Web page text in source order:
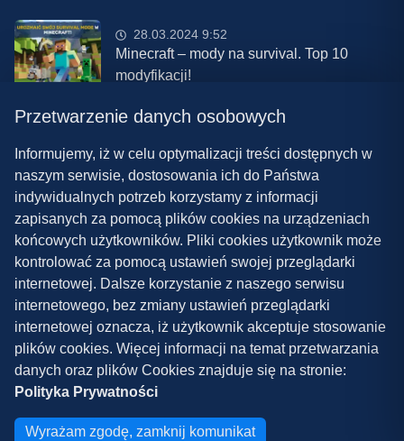
28.03.2024 9:52
Minecraft – mody na survival. Top 10
modyfikacji!
08.03.2024 13:28
Najlepsze mody do ETS 2 w 2024 roku –
nowa paczka!
Polityka prywatności
Współpraca
Kontakt
Przetwarzenie danych osobowych
Informujemy, iż w celu optymalizacji treści dostępnych w
naszym serwisie, dostosowania ich do Państwa
indywidualnych potrzeb korzystamy z informacji
zapisanych za pomocą plików cookies na urządzeniach
końcowych użytkowników. Pliki cookies użytkownik może
kontrolować za pomocą ustawień swojej przeglądarki
internetowej. Dalsze korzystanie z naszego serwisu
internetowego, bez zmiany ustawień przeglądarki
internetowej oznacza, iż użytkownik akceptuje stosowanie
plików cookies. Więcej informacji na temat przetwarzania
danych oraz plików Cookies znajduje się na stronie:
Polityka Prywatności
Wyrażam zgodę, zamknij komunikat